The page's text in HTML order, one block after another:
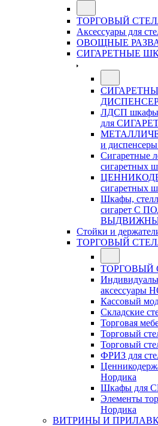
ТОРГОВЫЙ
Аксессуары для
ОВОЩНЫЕ
СИГАРЕТНЫЕ
ЛДСП шкафы,
для
и
Сигаретные
сигаретных
сигаретных
Шкафы,
сигарет С
Стойки и
ТОРГОВЫЙ
ТОРГОВЫЙ
аксессуары
Кассовый
Складские
Торговая
Торговый
Торговый
ФРИЗ для
Нордика
Шкафы для
Элементы
Нордика
ВИТРИНЫ И